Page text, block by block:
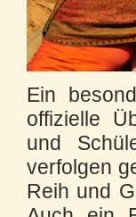
Ein
offizielle
und
verfolgen
Reih und